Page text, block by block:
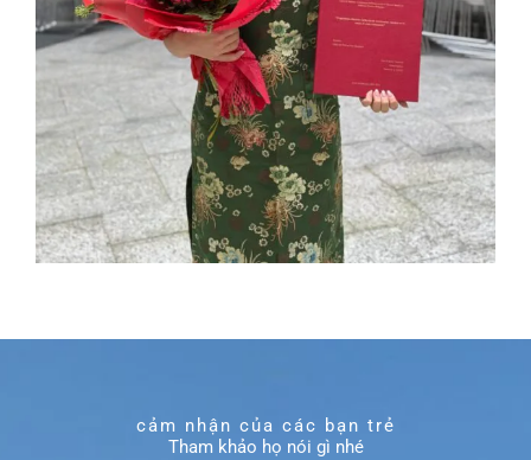
cảm nhận của các bạn trẻ
Tham khảo họ nói gì nhé